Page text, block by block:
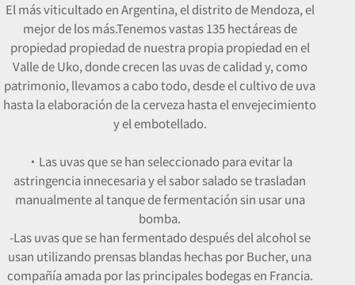
El más viticultado en Argentina, el distrito de Mendoza, el
mejor de los más.Tenemos vastas 135 hectáreas de
propiedad propiedad de nuestra propia propiedad en el
Valle de Uko, donde crecen las uvas de calidad y, como
patrimonio, llevamos a cabo todo, desde el cultivo de uva
hasta la elaboración de la cerveza hasta el envejecimiento
y el embotellado.
・ Las uvas que se han seleccionado para evitar la
astringencia innecesaria y el sabor salado se trasladan
manualmente al tanque de fermentación sin usar una
bomba.
-Las uvas que se han fermentado después del alcohol se
usan utilizando prensas blandas hechas por Bucher, una
compañía amada por las principales bodegas en Francia.